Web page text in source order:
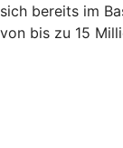
sich bereits im
von bis zu 15